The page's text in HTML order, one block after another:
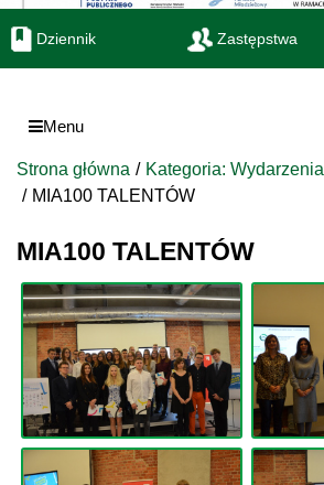
Dziennik Zastępstwa
Menu
Strona główna
Kategoria: Wydarzenia
MIA100 TALENTÓW
MIA100 TALENTÓW